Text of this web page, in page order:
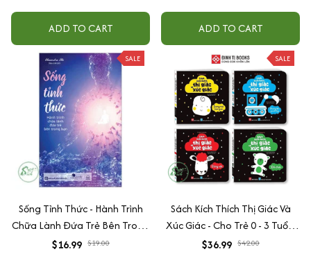
ADD TO CART ADD TO CART
SALE
Sống Tỉnh Thức - Hành Trình
Chữa Lành Đứa Trẻ Bên Trong
Bạn
$16.99 $19.00
SALE
Sách Kích Thích Thị Giác Và
Xúc Giác - Cho Trẻ 0 - 3 Tuổi -
Combo 4 Cuốn - Đinh Tị Books
$36.99 $42.00